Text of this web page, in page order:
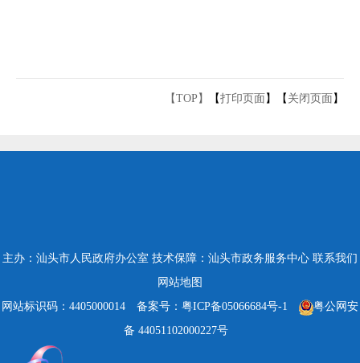
【TOP】 【打印页面 】【 关闭页面 】
主办：汕头市人民政府办公室 技术保障：汕头市政务服务中心 联系我们
网站地图
网站标识码：4405000014
备案号：粤ICP备05066684号-1
粤公网安
备 44051102000227号